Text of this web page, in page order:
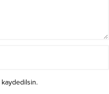
kaydedilsin.